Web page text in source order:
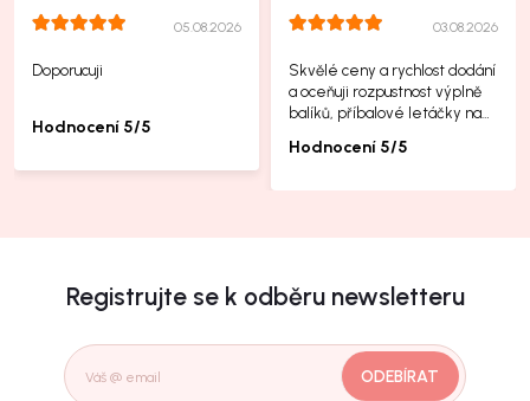
05.08.2026
Doporucuji
Hodnocení 5/5
03.08.2026
Skvělé ceny a rychlost dodání
a oceňuji rozpustnost výplně
balíků, příbalové letáčky na
Hodnocení 5/5
Registrujte se k odběru newsletteru
ODEBÍRAT